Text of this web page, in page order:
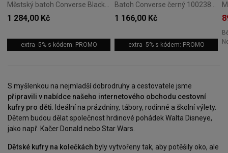
Městský batoh Converse Black 10026011-A01
1 284,00 Kč
extra -5% s kódem: PROMO
Batoh Converse černý 10023813-A01
1 166,00 Kč
extra -5% s kódem: PROMO
S myšlenkou na nejmladší dobrodruhy a cestovatele jsme
připravili v nabídce našeho internetového obchodu cestovní
kufry pro děti. Ideální na prázdniny, tábory, rodinné a školní výlety.
Dětem budou dělat společnost hrdinové pohádek Walta Disneye,
jako např. Kačer Donald nebo Star Wars.
Dětské kufry na kolečkách byly vytvořeny tak, aby potěšily oko, ale